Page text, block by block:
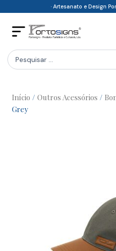
content
· Artesanato e Design
Search
...
Início / Outros Acessórios /
Grey